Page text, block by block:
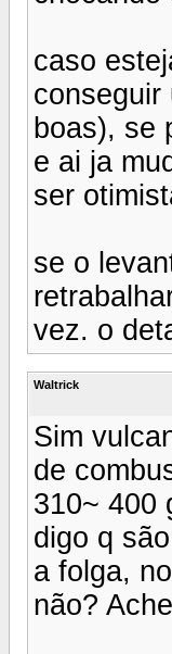
caso
conseguir
boas), se
e ai ja
ser
se o
vez. o
Waltrick
Sim
de
310~ 400
digo q
a folga,
não?